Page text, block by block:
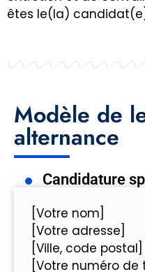
êtes le(la)
Modèle de
alternance
Candidature
[Votre nom]
[Votre adresse]
[Ville, code postal]
[Votre numéro de